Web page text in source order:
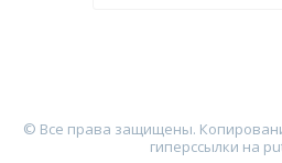
© Все права защищены.
гиперссылки на